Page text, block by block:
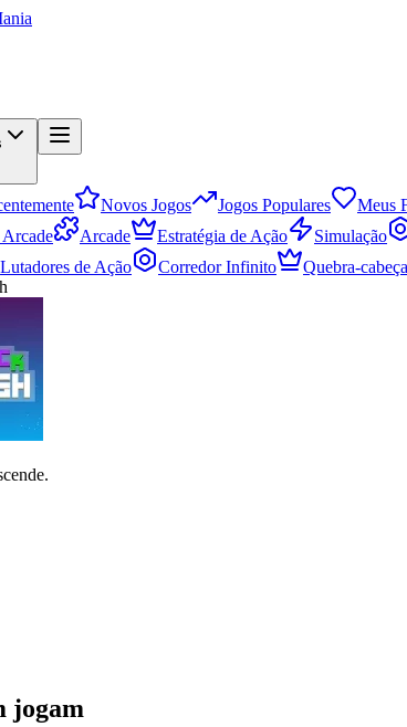
Novos Jogos Jogos Populares
Meus
Arcade Estratégia de Ação Simulação
Lutadores de Ação Corredor Infinito Quebra-
jogam